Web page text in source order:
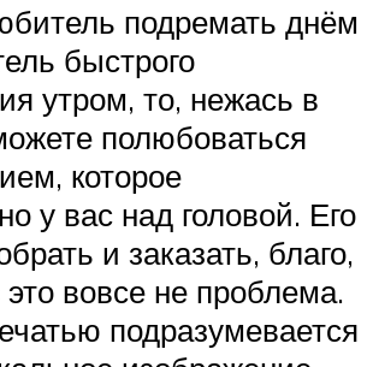
подремать днём
быстрого
утром, то, нежась в
полюбоваться
которое
у вас над головой. Его
и заказать, благо,
это вовсе не проблема.
подразумевается